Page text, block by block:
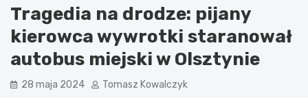
Tragedia na drodze: pijany
kierowca wywrotki staranował
autobus miejski w Olsztynie
28 maja 2024 Tomasz Kowalczyk